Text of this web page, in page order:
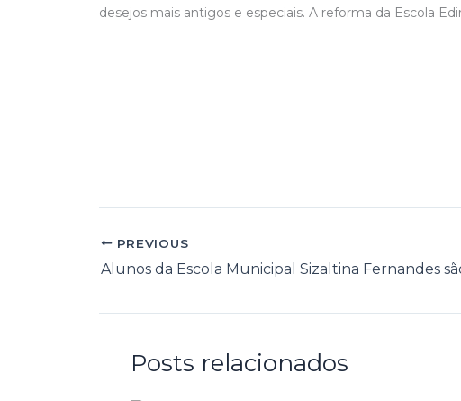
desejos mais antigos e especiais. A reforma da Escola
PREVIOUS
Posts relacionados